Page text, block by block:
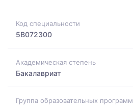
Код специальности
5B072300
Академическая степень
Бакалавриат
Группа образовательных программ